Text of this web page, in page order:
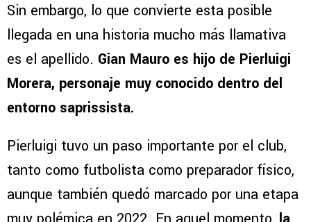
Sin embargo, lo que convierte esta posible
llegada en una historia mucho más llamativa
es el apellido. Gian Mauro es hijo de Pierluigi
Morera, personaje muy conocido dentro del
entorno saprissista.
Pierluigi tuvo un paso importante por el club,
tanto como futbolista como preparador físico,
aunque también quedó marcado por una etapa